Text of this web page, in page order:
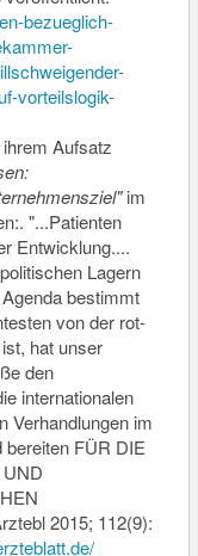
bezueglich-
vorteilslogik-
Aufsatz
im
"...Patienten
Entwicklung....
Lagern
bestimmt
von der rot-
hat unser
den
internationalen
Verhandlungen im
FÜR DIE
2015; 112(9):